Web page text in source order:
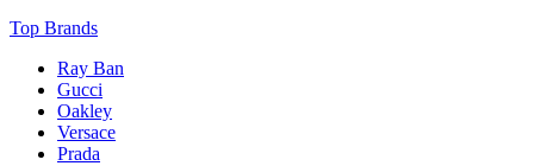
Top Brands
Ray Ban
Gucci
Oakley
Versace
Prada